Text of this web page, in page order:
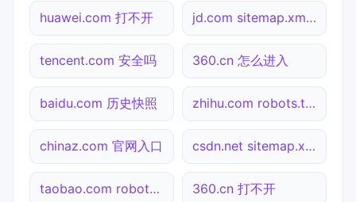
huawei.com 打不开 jd.com sitemap.xml检测
tencent.com 安全吗 360.cn 怎么进入
baidu.com 历史快照 zhihu.com robots.txt检测
chinaz.com 官网入口 csdn.net sitemap.xml检测
taobao.com robots.txt检测 360.cn 打不开